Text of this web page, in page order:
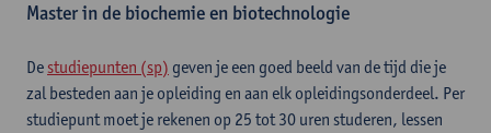
Master in de biochemie en biotechnologie
De studiepunten (sp) geven je een goed beeld van de tijd die je
zal besteden aan je opleiding en aan elk opleidingsonderdeel. Per
studiepunt moet je rekenen op 25 tot 30 uren studeren, lessen